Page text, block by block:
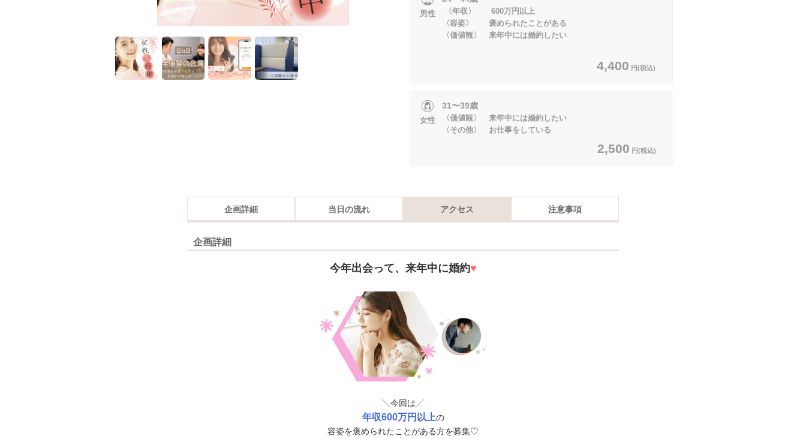
男性
〈年収〉 600万円以上
〈容姿〉 褒められたことがある
〈価値観〉 来年中には婚約したい
4,400 円(税込)
女性
31〜39歳
〈価値観〉 来年中には婚約したい
〈その他〉 お仕事をしている
2,500 円(税込)
企画詳細 当日の流れ アクセス 注意事項
企画詳細
今年出会って、来年中に婚約♥
╲今回は╱
年収600万円以上の
容姿を褒められたことがある方を募集♡